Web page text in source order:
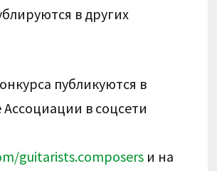
в других
публикуются в
в соцсети
guitarists.composers и на